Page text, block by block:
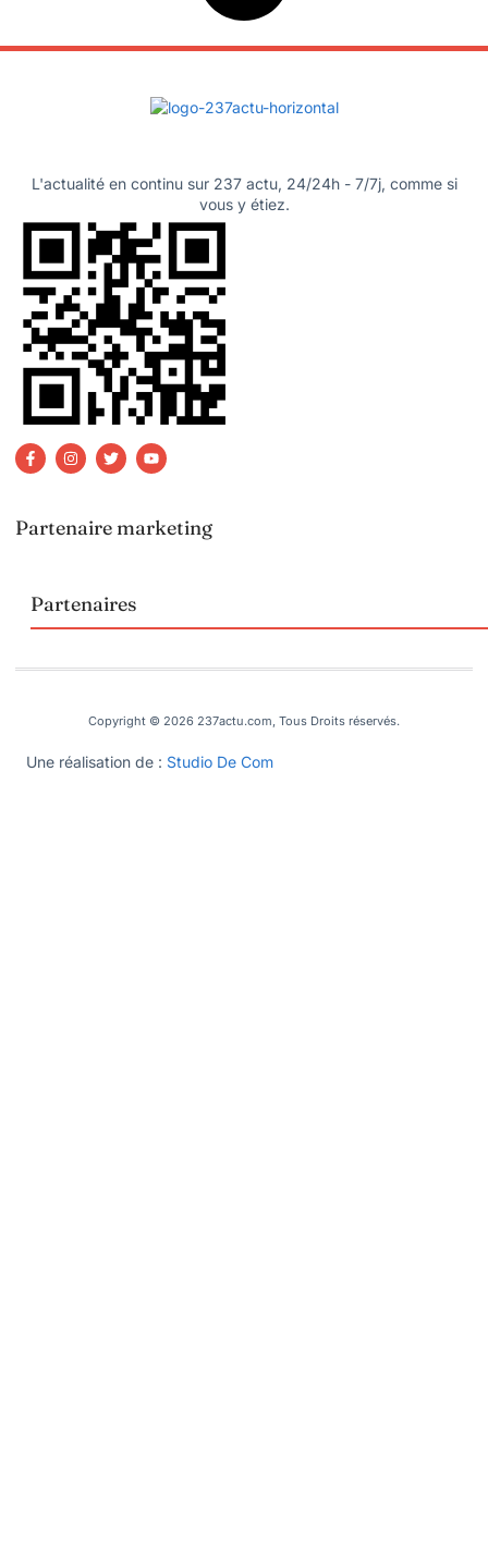
L'actualité en continu sur 237 actu, 24/24h - 7/7j, comme si
vous y étiez.
Partenaire marketing
Partenaires
Copyright © 2026 237actu.com, Tous Droits réservés.
Une réalisation de : Studio De Com